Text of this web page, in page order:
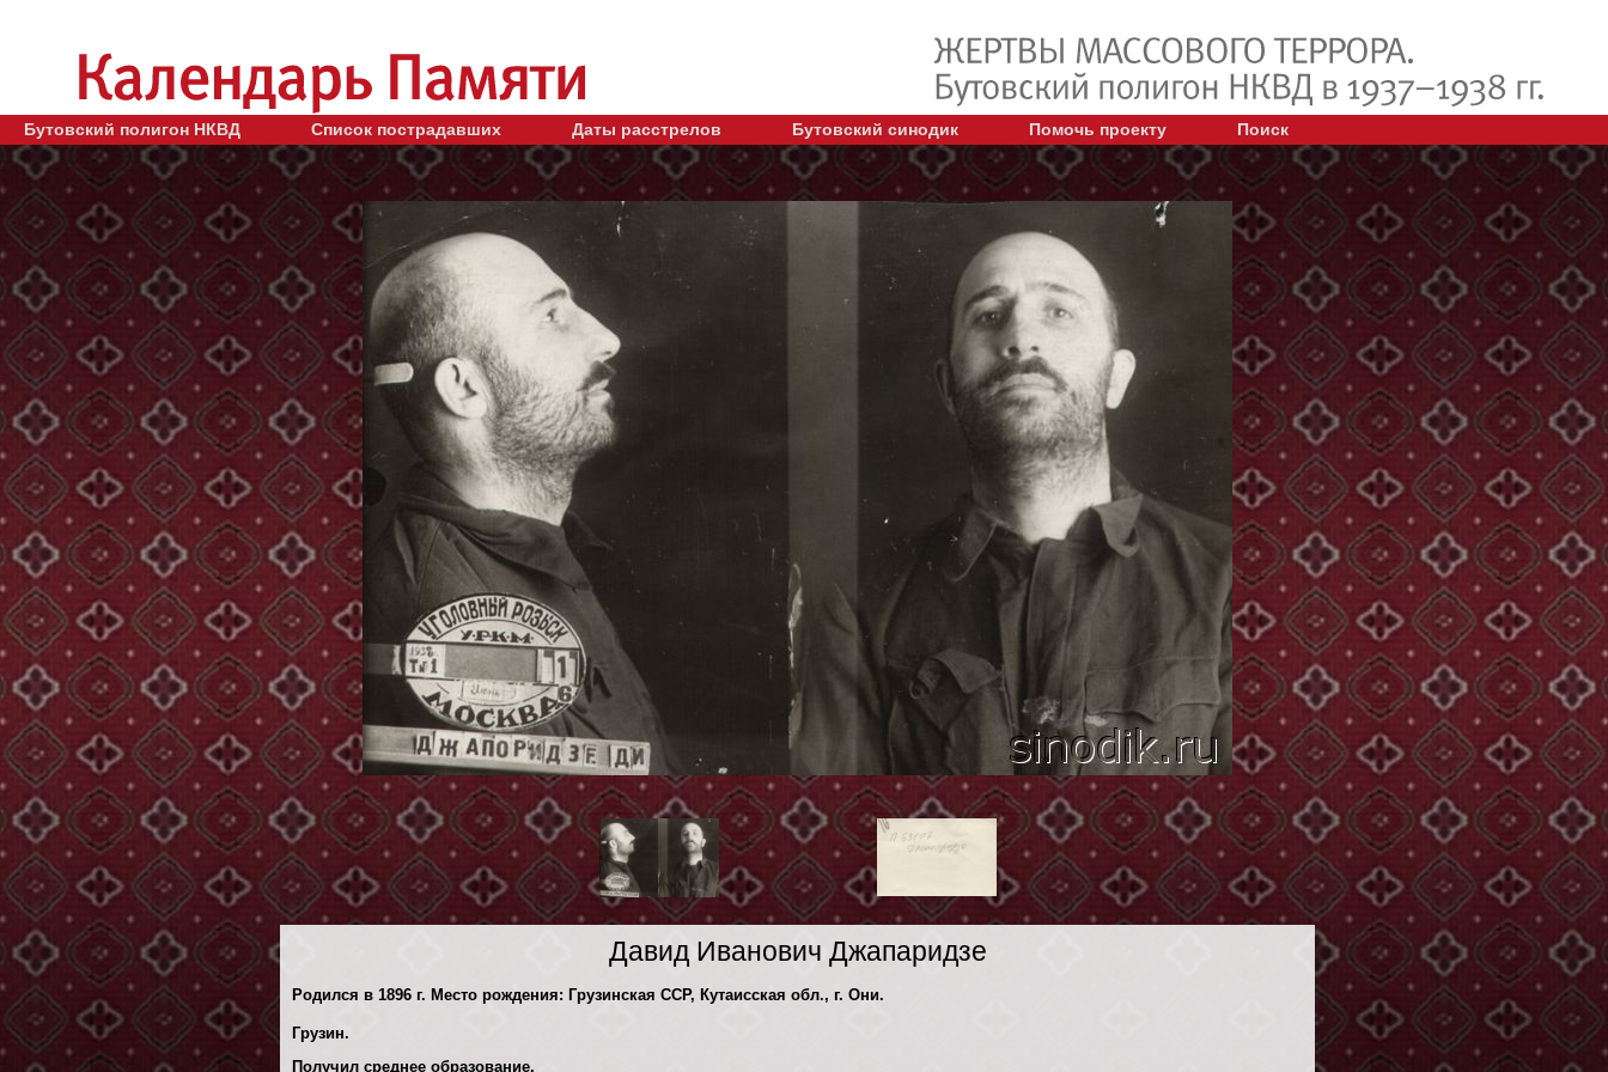
Бутовский полигон НКВД Список пострадавших Даты расстрелов Бутовский синодик Помочь проекту Поиск
Давид Иванович Джапаридзе
Родился в 1896 г. Место рождения: Грузинская ССР, Кутаисская обл., г. Они.
Грузин.
Получил среднее образование.